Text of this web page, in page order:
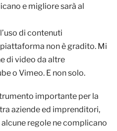
e migliore sarà al
di contenuti
non è gradito. Mi
di video da altre
o Vimeo. E non solo.
importante per la
aziende ed imprenditori,
regole ne complicano